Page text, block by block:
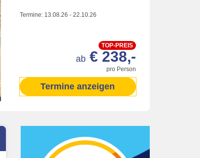
Termine: 13.08.26 - 22.10.26
TOP-PREIS
pro Person
ab € 238,-
Termine anzeigen